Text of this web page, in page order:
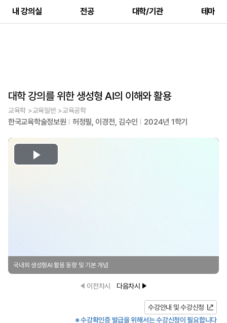
내 강의실 전공 대학/기관 테마
대학 강의를 위한 생성형 AI의 이해와 활용
교육학 >교육일반 >교육공학
한국교육학술정보원 허정필, 이경전, 김수인 2024년 1학기
Play
국내외 생성형AI 활용 동향 및 기본 개념
이전차시 다음차시
수강안내 및 수강신청
※ 수강확인증 발급을 위해서는 수강신청이 필요합니다